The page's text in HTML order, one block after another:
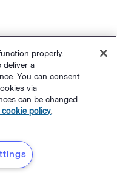
générales
LLC
properly.
deliver a
You can consent
via
can be changed
policy.